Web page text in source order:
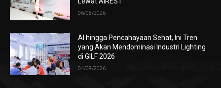
06/08/2026
AI hingga Pencahayaan Sehat, Ini Tren
yang Akan Mendominasi Industri Lighting
di GILF 2026
04/08/2026